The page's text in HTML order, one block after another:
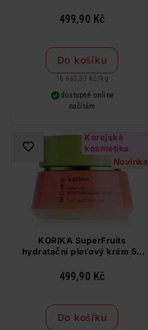
499,90 Kč
Do košíku
16 663,33 Kč / kg
dostupné online
načítám
Korejská
kosmetika
Novinka
KORIKA SuperFruits
hydratační pleťový krém 50
499,90 Kč
Do košíku